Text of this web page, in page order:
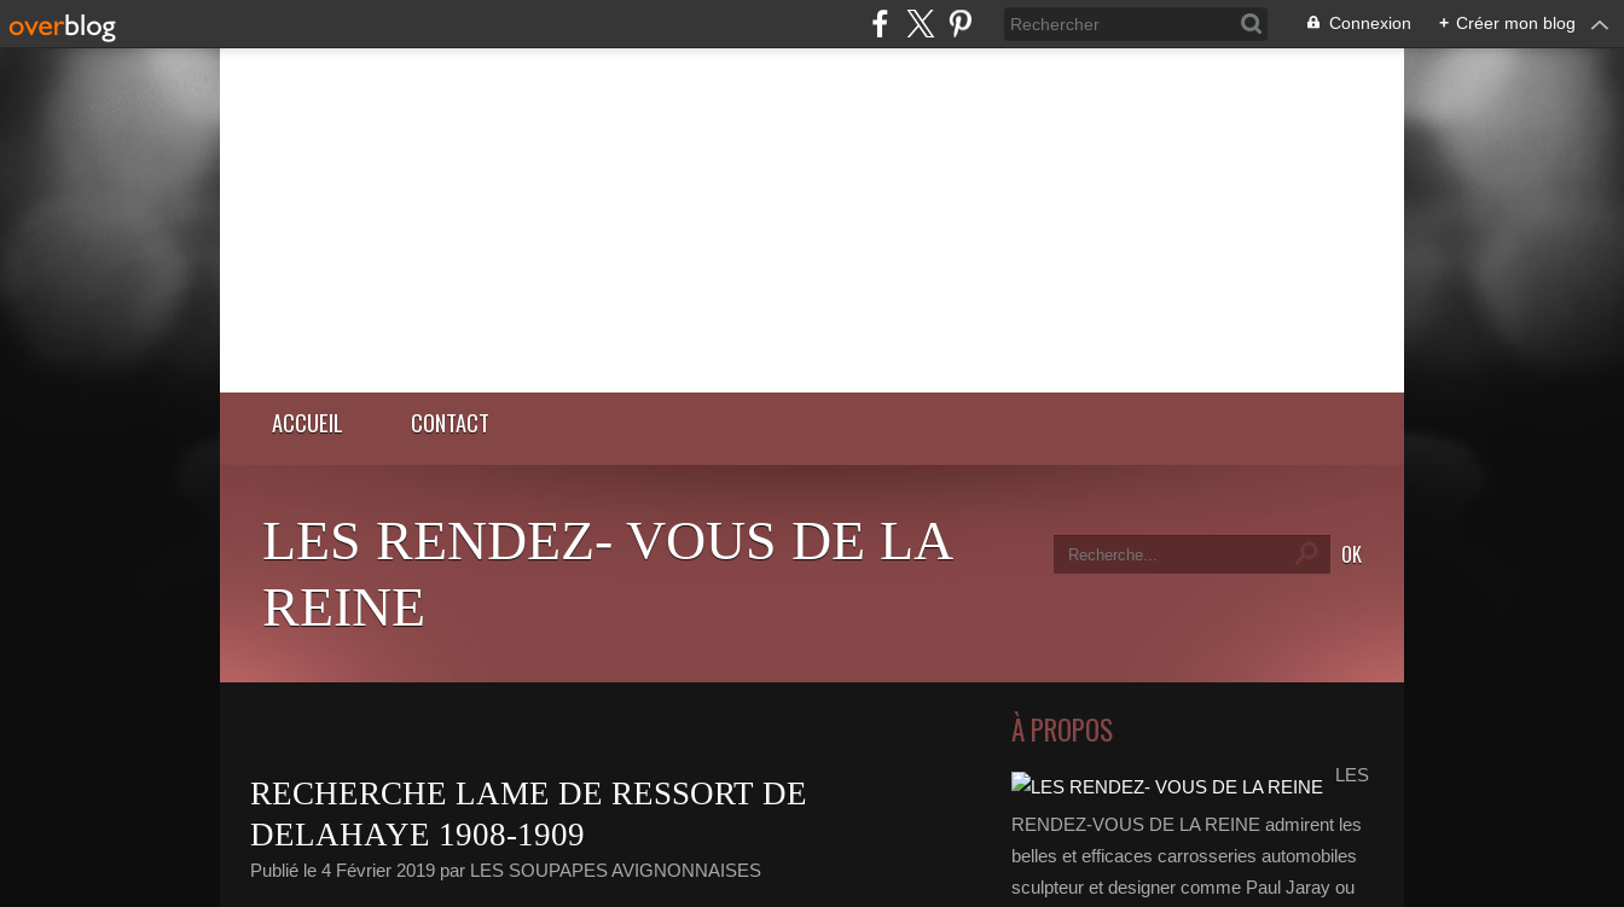
Connexion + Créer mon blog
ACCUEIL CONTACT
LES RENDEZ- VOUS DE LA
REINE
RECHERCHE LAME DE RESSORT DE
DELAHAYE 1908-1909
Publié le 4 Février 2019 par LES SOUPAPES AVIGNONNAISES
À PROPOS
LES
RENDEZ-VOUS DE LA REINE admirent les
belles et efficaces carrosseries automobiles
sculpteur et designer comme Paul Jaray ou